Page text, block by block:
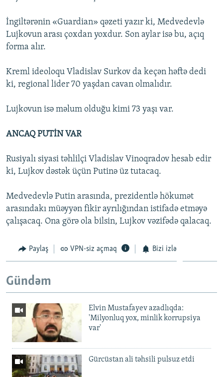
İngiltərənin «Guardian» qəzeti yazır ki, Medvedevlə
Lujkovun arası çoxdan yoxdur. Son aylar isə bu, açıq
forma alır.
Kreml ideoloqu Vladislav Surkov da keçən həftə dedi
ki, regional lider 70 yaşdan cavan olmalıdır.
Lujkovun isə məlum olduğu kimi 73 yaşı var.
ANCAQ PUTİN VAR
Rusiyalı siyasi təhlilçi Vladislav Vinoqradov hesab edir
ki, Lujkov dəstək üçün Putinə üz tutacaq.
Medvedevlə Putin arasında, prezidentlə hökumət
arasındakı müəyyən fikir ayrılığından istifadə etməyə
çalışacaq. Ona görə ola bilsin, Lujkov vəzifədə qalacaq.
Paylaş VPN-siz açmaq Bizi izlə
Gündəm
Elvin Mustafayev azadlıqda:
'Milyonluq yox, minlik korrupsiya
var'
Gürcüstan ali təhsili pulsuz etdi